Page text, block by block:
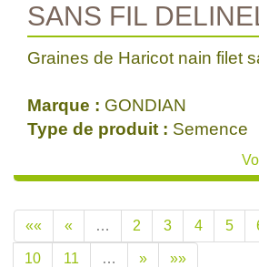
SANS FIL
Graines de Haricot nain filet
Marque : GONDIAN
Type de produit : Semence
«« « … 2 3 4 5
10 11 … » »»